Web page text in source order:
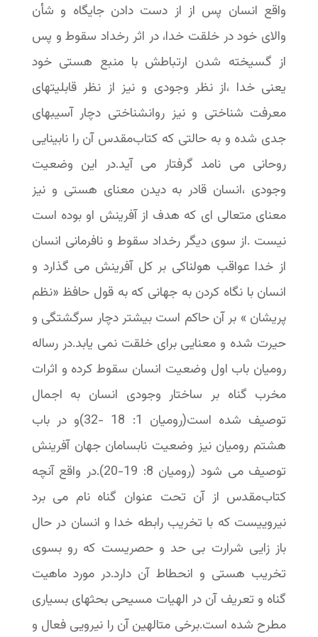
واقع انسان پس از از دست دادن جایگاه و شأن
والای خود در خلقت خدا، در اثر رخداد سقوط و پس
از گسیخته شدن ارتباطش با منبع هستی خود
یعنی خدا ،از نظر وجودی و نیز از نظر قابلیتهای
معرفت شناختی و نیز روانشناختی دچار آسیبهای
جدی شده و به حالتی که کتاب‌مقدس آن را نابینایی
روحانی می نامد گرفتار می آید.در این وضعیت
وجودی ،انسان قادر به دیدن معنای هستی و نیز
معنای متعالی ای که هدف از آفرینش او بوده است
نیست .از سوی دیگر رخداد سقوط و نافرمانی انسان
از خدا عواقب هولناکی بر کل آفرینش می گذارد و
انسان با نگاه کردن به جهانی که به قول حافظ «نظم
پریشان » بر آن حاکم است بیشتر دچار سرگشتگی و
حیرت شده و معنایی برای خلقت نمی یابد.در رساله
رومیان باب اول وضعیت انسان سقوط کرده و اثرات
مخرب گناه بر ساختار وجودی انسان به اجمال
توصیف شده است(رومیان 1: 18 -32)و در باب
هشتم رومیان نیز وضعیت نابسامان جهان آفرینش
توصیف می شود (رومیان 8: 19-20).در واقع آنچه
کتاب‌مقدس از آن تحت عنوان گناه نام می برد
نیروییست که با تخریب رابطه خدا و انسان در حال
باز زایی شرارت بی حد و حصریست که رو بسوی
تخریب هستی و انحطاط آن دارد.در مورد ماهیت
گناه و تعریف آن در الهیات مسیحی بحثهای بسیاری
مطرح شده است.برخی متالهین آن را نیرویی فعال و